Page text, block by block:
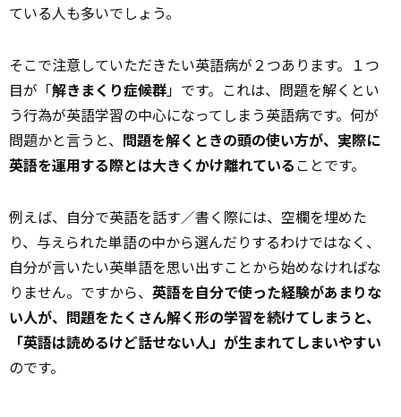
ている人も多いでしょう。
そこで注意していただきたい英語病が２つあります。１つ
目が「解きまくり症候群」です。これは、問題を解くとい
う行為が英語学習の中心になってしまう英語病です。何が
問題かと言うと、 問題を解くときの頭の使い方が、実際に
英語を運用する際とは大きくかけ離れていることです。
例えば、自分で英語を話す／書く際には、空欄を埋めた
り、与えられた単語の中から選んだりするわけではなく、
自分が言いたい英単語を思い出すことから始めなければな
りません。ですから、 英語を自分で使った経験があまりな
い人が、問題をたくさん解く形の学習を続けてしまうと、
「英語は読めるけど話せない人」が生まれてしまいやすい
のです。